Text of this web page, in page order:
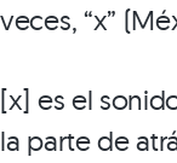
veces, “x”
[x] es el
la parte de